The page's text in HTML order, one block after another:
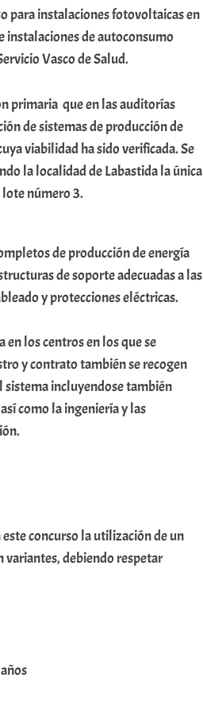
para instalaciones fotovoltaicas en
instalaciones de autoconsumo
Vasco de Salud.
primaria que en las auditorías
de sistemas de producción de
viabilidad ha sido verificada. Se
la localidad de Labastida la única
lote número 3.
de producción de energía
de soporte adecuadas a las
y protecciones eléctricas.
los centros en los que se
y contrato también se recogen
sistema incluyendose también
como la ingeniería y las
concurso la utilización de un
variantes, debiendo respetar